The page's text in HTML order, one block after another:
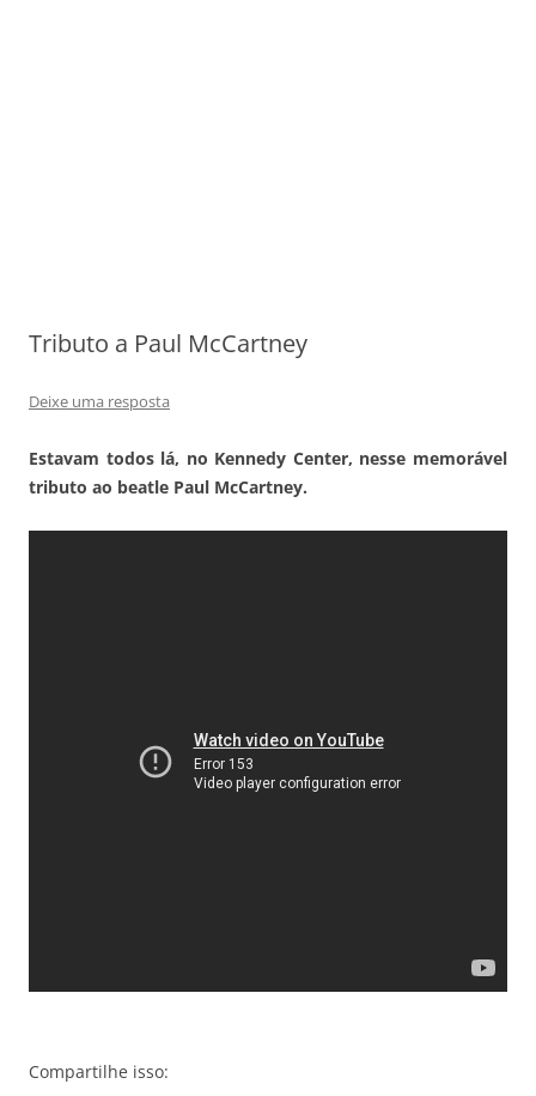
Tributo a Paul McCartney
Deixe uma resposta
Estavam todos lá, no Kennedy Center, nesse memorável
tributo ao beatle Paul McCartney.
Compartilhe isso: